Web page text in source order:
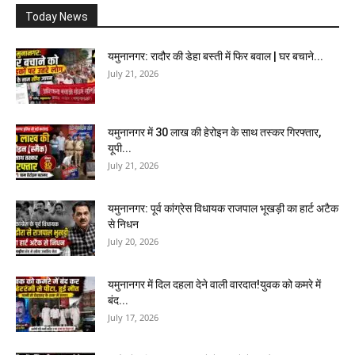
Today News
यमुनानगर: रादौर की डेहा बस्ती में फिर बवाल | घर बचाने...
July 21, 2026
यमुनानगर में 30 लाख की हेरोइन के साथ तस्कर गिरफ्तार,
यूपी...
July 21, 2026
यमुनानगर: पूर्व कांग्रेस विधायक राजपाल भूखड़ी का हार्ट अटैक
से निधन
July 20, 2026
यमुनानगर में दिल दहला देने वाली वारदात!युवक को कमरे में
बंद...
July 17, 2026